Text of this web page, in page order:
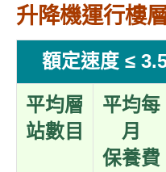
升降機運行樓
額定速度 ≤
平均層
站數目
平均每
月
保養費